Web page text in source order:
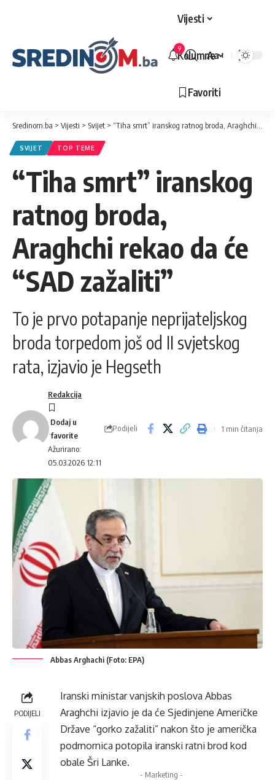
Vijesti
Kolumne
Favoriti
9
Veličina
Aa
Sredinom.ba > Vijesti > Svijet > “Tiha smrt” iranskog ratnog broda, Araghchi rekao da će “SAD zažaliti”
SVIJET TOP TEME
“Tiha smrt” iranskog
ratnog broda,
Araghchi rekao da će
“SAD zažaliti”
To je prvo potapanje neprijateljskog
broda torpedom još od II svjetskog
rata, izjavio je Hegseth
Ažurirano:
05.03.2026 12:11
Redakcija
Podijeli 1 min čitanja
Abbas Arghachi (Foto: EPA)
PODIJELI
Iranski ministar vanjskih poslova Abbas
Araghchi izjavio je da će Sjedinjene Američke
Države “gorko zažaliti” nakon što je američka
podmornica potopila iranski ratni brod kod
obale Šri Lanke.
- Marketing -